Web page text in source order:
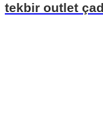
tekbir outlet